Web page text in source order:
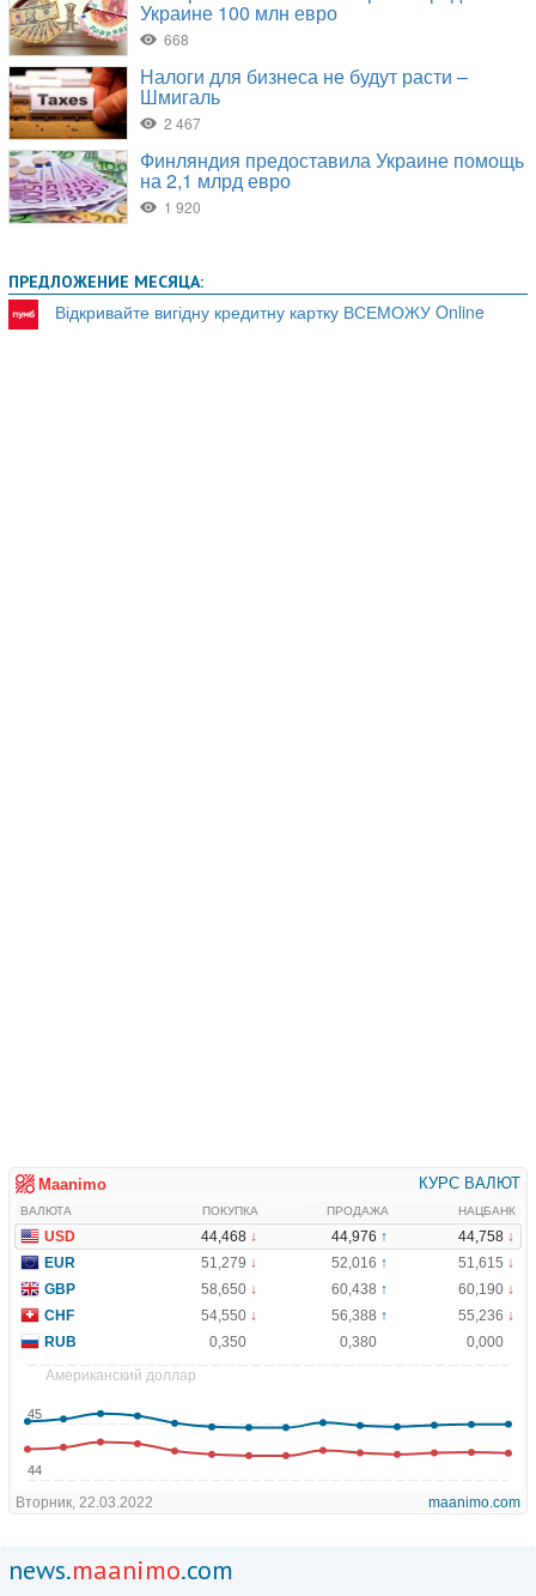
ПРЕДЛОЖЕНИЕ МЕСЯЦА:
Відкривайте вигідну кредитну картку ВСЕМОЖУ Online
news.maanimo.com